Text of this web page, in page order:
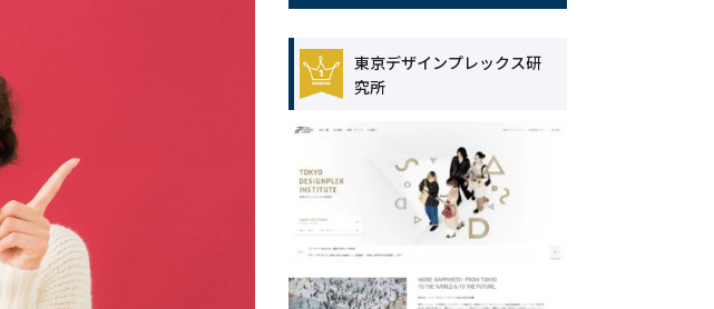
東京デザインプレックス研
究所